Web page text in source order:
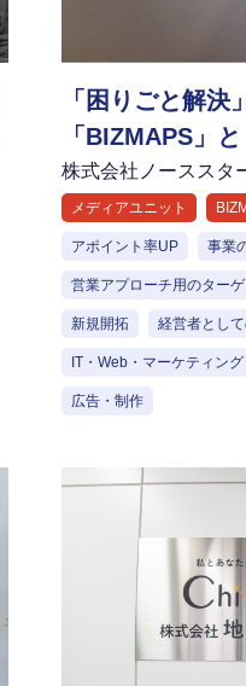
「困りごと解決
「BIZMAPS」
る北海道発のソ
株式会社ノーススタ
メディアユニット
アポイント率UP 事業
営業アプローチ用のター
新規開拓 経営者とし
IT・Web・マーケティング
広告・制作